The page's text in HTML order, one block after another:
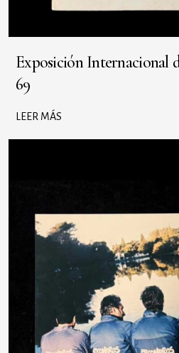
Exposición Internacional
69
LEER MÁS